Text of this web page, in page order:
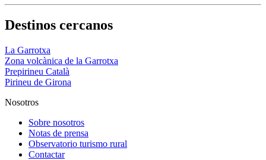
Destinos cercanos
La Garrotxa
Zona volcànica de la Garrotxa
Prepirineu Català
Pirineu de Girona
Nosotros
Sobre nosotros
Notas de prensa
Observatorio turismo rural
Contactar